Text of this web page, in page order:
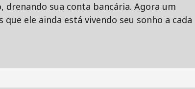
drenando sua conta bancária. Agora um
ele ainda está vivendo seu sonho a cada